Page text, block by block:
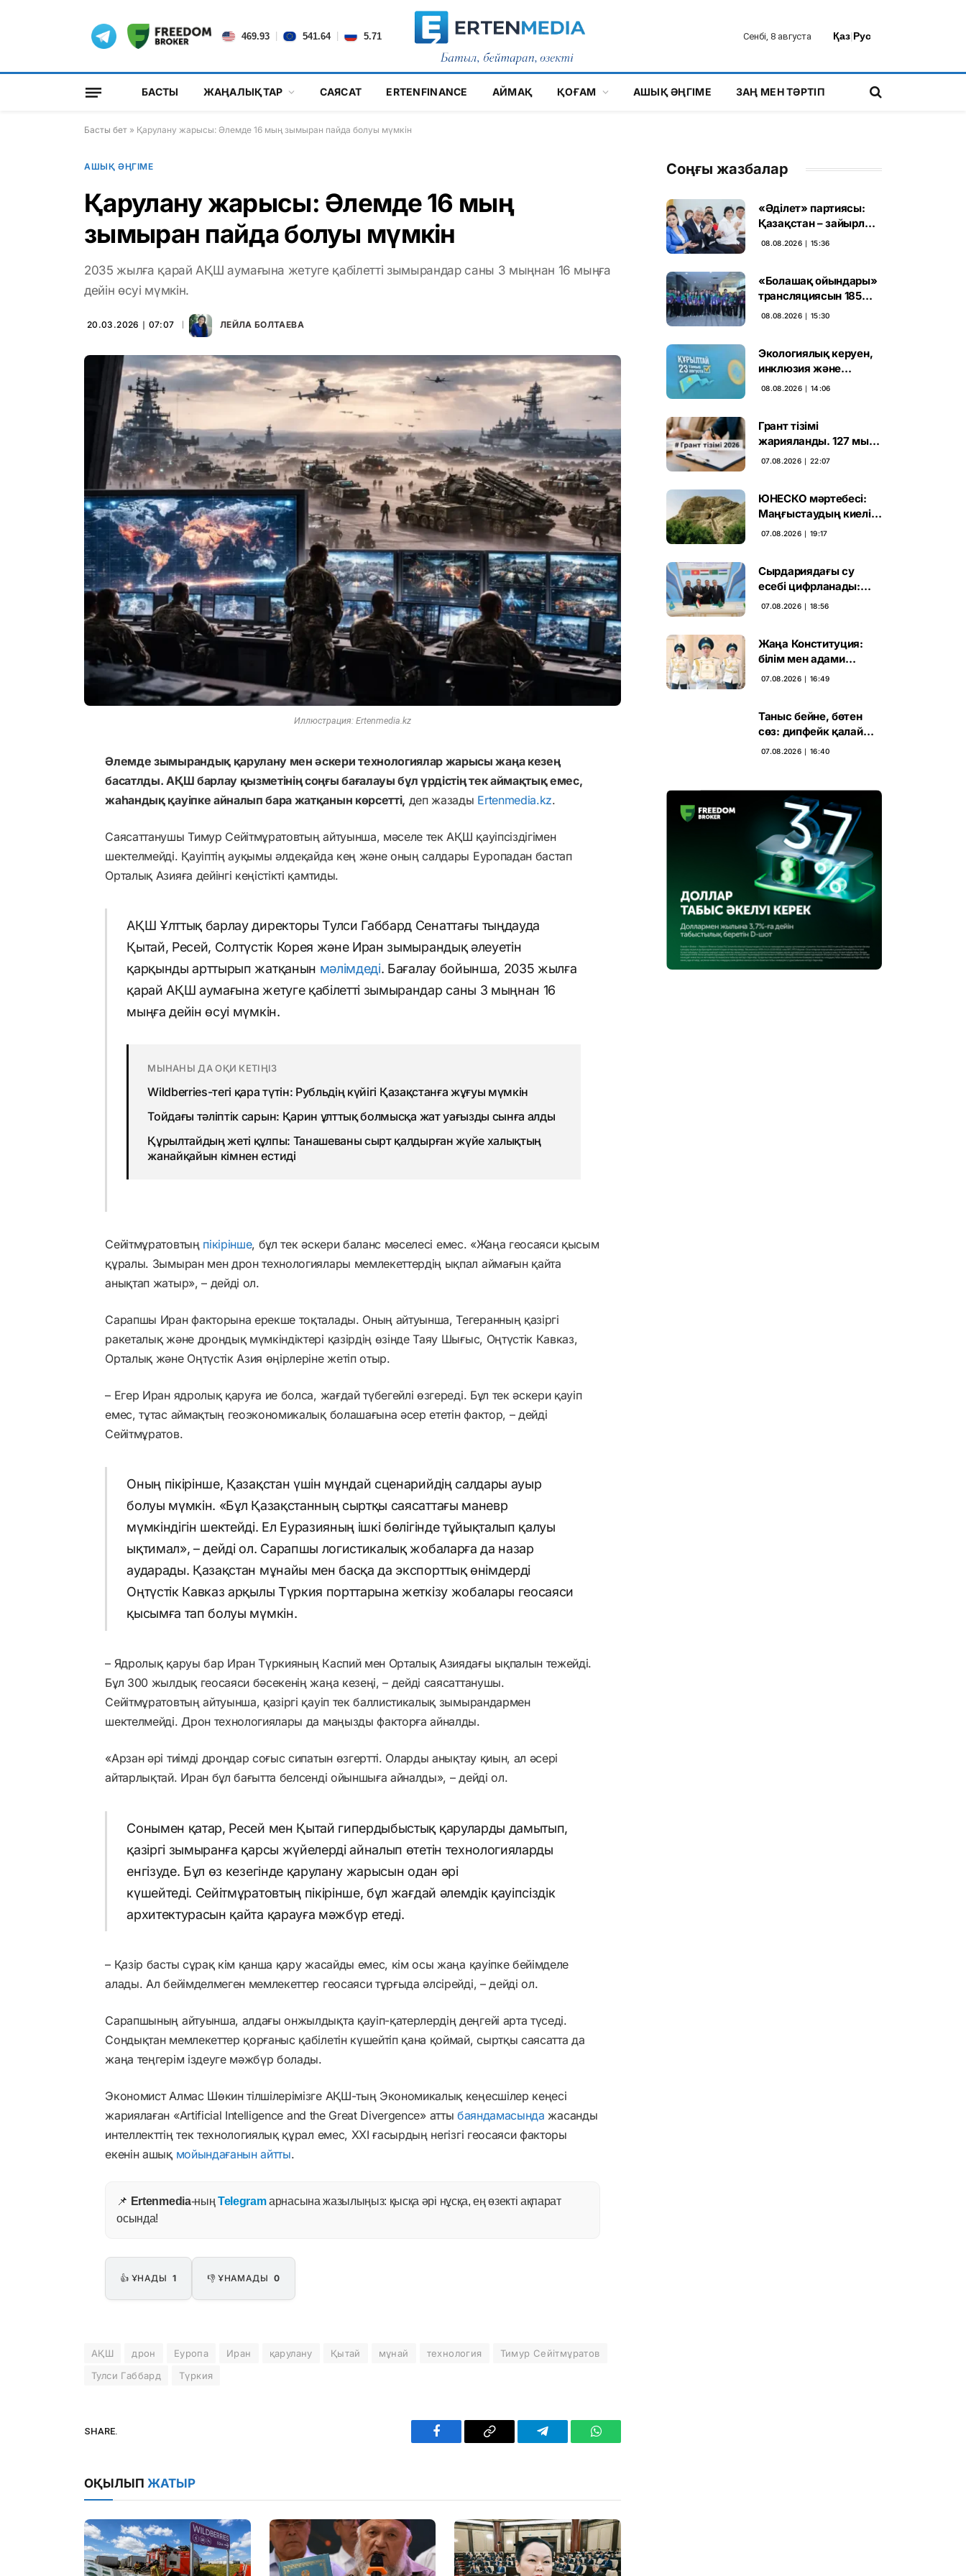
469.93 541.64 5.71 Сенбі, 8 августа Қаз|Рус
БАСТЫ ЖАҢАЛЫҚТАР САЯСАТ ERTENFINANCE АЙМАҚ ҚОҒАМ АШЫҚ ӘҢГІМЕ ЗАҢ МЕН ТӘРТІП
Басты бет » Қарулану жарысы: Әлемде 16 мың зымыран пайда болуы мүмкін
АШЫҚ ӘҢГІМЕ
Қарулану жарысы: Әлемде 16 мың
зымыран пайда болуы мүмкін
2035 жылға қарай АҚШ аумағына жетуге қабілетті зымырандар саны 3 мыңнан 16 мыңға
дейін өсуі мүмкін.
20.03.2026 ∣ 07:07 ЛЕЙЛА БОЛТАЕВА
Иллюстрация: Ertenmedia.kz
Әлемде зымырандық қарулану мен әскери технологиялар жарысы жаңа кезең
басатлды. АҚШ барлау қызметінің соңғы бағалауы бұл үрдістің тек аймақтық емес,
жаһандық қауіпке айналып бара жатқанын көрсетті, деп жазады Ertenmedia.kz.
Саясаттанушы Тимур Сейітмұратовтың айтуынша, мәселе тек АҚШ қауіпсіздігімен
шектелмейді. Қауіптің ауқымы әлдеқайда кең және оның салдары Еуропадан бастап
Орталық Азияға дейінгі кеңістікті қамтиды.
АҚШ Ұлттық барлау директоры Тулси Габбард Сенаттағы тыңдауда
Қытай, Ресей, Солтүстік Корея және Иран зымырандық әлеуетін
қарқынды арттырып жатқанын мәлімдеді. Бағалау бойынша, 2035 жылға
қарай АҚШ аумағына жетуге қабілетті зымырандар саны 3 мыңнан 16
мыңға дейін өсуі мүмкін.
МЫНАНЫ ДА ОҚИ КЕТІҢІЗ
Wildberries-тегі қара түтін: Рубльдің күйігі Қазақстанға жұғуы мүмкін
Тойдағы тәліптік сарын: Қарин ұлттық болмысқа жат уағызды сынға алды
Құрылтайдың жеті құлпы: Танашеваны сырт қалдырған жүйе халықтың
жанайқайын кімнен естиді
Сейітмұратовтың пікірінше, бұл тек әскери баланс мәселесі емес. «Жаңа геосаяси қысым
құралы. Зымыран мен дрон технологиялары мемлекеттердің ықпал аймағын қайта
анықтап жатыр», – дейді ол.
Сарапшы Иран факторына ерекше тоқталады. Оның айтуынша, Тегеранның қазіргі
ракеталық және дрондық мүмкіндіктері қазірдің өзінде Таяу Шығыс, Оңтүстік Кавказ,
Орталық және Оңтүстік Азия өңірлеріне жетіп отыр.
– Егер Иран ядролық қаруға ие болса, жағдай түбегейлі өзгереді. Бұл тек әскери қауіп
емес, тұтас аймақтың геоэкономикалық болашағына әсер ететін фактор, – дейді
Сейітмұратов.
Оның пікірінше, Қазақстан үшін мұндай сценарийдің салдары ауыр
болуы мүмкін. «Бұл Қазақстанның сыртқы саясаттағы маневр
мүмкіндігін шектейді. Ел Еуразияның ішкі бөлігінде тұйықталып қалуы
ықтимал», – дейді ол. Сарапшы логистикалық жобаларға да назар
аударады. Қазақстан мұнайы мен басқа да экспорттық өнімдерді
Оңтүстік Кавказ арқылы Түркия порттарына жеткізу жобалары геосаяси
қысымға тап болуы мүмкін.
– Ядролық қаруы бар Иран Түркияның Каспий мен Орталық Азиядағы ықпалын тежейді.
Бұл 300 жылдық геосаяси бәсекенің жаңа кезеңі, – дейді саясаттанушы.
Сейітмұратовтың айтуынша, қазіргі қауіп тек баллистикалық зымырандармен
шектелмейді. Дрон технологиялары да маңызды факторға айналды.
«Арзан әрі тиімді дрондар соғыс сипатын өзгертті. Оларды анықтау қиын, ал әсері
айтарлықтай. Иран бұл бағытта белсенді ойыншыға айналды», – дейді ол.
Сонымен қатар, Ресей мен Қытай гипердыбыстық қаруларды дамытып,
қазіргі зымыранға қарсы жүйелерді айналып өтетін технологияларды
енгізуде. Бұл өз кезегінде қарулану жарысын одан әрі
күшейтеді. Сейітмұратовтың пікірінше, бұл жағдай әлемдік қауіпсіздік
архитектурасын қайта қарауға мәжбүр етеді.
– Қазір басты сұрақ кім қанша қару жасайды емес, кім осы жаңа қауіпке бейімделе
алады. Ал бейімделмеген мемлекеттер геосаяси тұрғыда әлсірейді, – дейді ол.
Сарапшының айтуынша, алдағы онжылдықта қауіп-қатерлердің деңгейі арта түседі.
Сондықтан мемлекеттер қорғаныс қабілетін күшейтіп қана қоймай, сыртқы саясатта да
жаңа теңгерім іздеуге мәжбүр болады.
Экономист Алмас Шөкин тілшілерімізге АҚШ-тың Экономикалық кеңесшілер кеңесі
жариялаған «Artificial Intelligence and the Great Divergence» атты баяндамасындажасанды
интеллекттің тек технологиялық құрал емес, ХХІ ғасырдың негізгі геосаяси факторы
екенін ашық мойындағанын айтты.
📌 Ertenmedia-ның Telegramарнасына жазылыңыз: қысқа әрі нұсқа, ең өзекті ақпарат
осында!
👍 ҰНАДЫ 1 👎 ҰНАМАДЫ 0
АҚШ дрон Еуропа Иран қарулану Қытай мұнай технология
Тимур Сейітмұратов
Тулси Габбард
Түркия
SHARE.
Facebook Copy
Telegram WhatsApp
ОҚЫЛЫП ЖАТЫР
Соңғы жазбалар
«Әділет» партиясы:
Қазақстан – зайырлы
мемлекет, ал «Заң
08.08.2026 ∣ 15:36
«Болашақ ойындары»
трансляциясын 185
миллион рет көрген
08.08.2026 ∣ 15:30
Экологиялық керуен,
инклюзия және
өндірісті қолдау:
08.08.2026 ∣ 14:06
Грант тізімі
жарияланды. 127 мың
талапкердің
07.08.2026 ∣ 22:07
ЮНЕСКО мәртебесі:
Маңғыстаудың киелі
мұрасын қорғаудың
07.08.2026 ∣ 19:17
Сырдариядағы су
есебі цифрланады:
Орталық Азия ортақ
07.08.2026 ∣ 18:56
Жаңа Конституция:
білім мен адами
капиталға салынған
07.08.2026 ∣ 16:49
Таныс бейне, бөтен
сөз: дипфейк қалай
жұмыс істейді
07.08.2026 ∣ 16:40